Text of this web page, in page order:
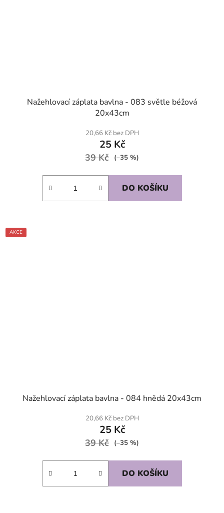
Nažehlovací záplata bavlna - 083 světle béžová
20x43cm
20,66 Kč bez DPH
25 Kč
39 Kč (–35 %)
DO KOŠÍKU
AKCE
Nažehlovací záplata bavlna - 084 hnědá 20x43cm
20,66 Kč bez DPH
25 Kč
39 Kč (–35 %)
DO KOŠÍKU